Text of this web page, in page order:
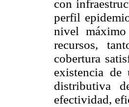
con
perfil
nivel
recursos,
cobertura
existencia
distributiva
efectividad,